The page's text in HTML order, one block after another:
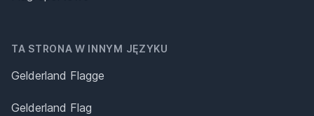
TA STRONA W INNYM JĘZYKU
Gelderland Flagge
Gelderland Flag